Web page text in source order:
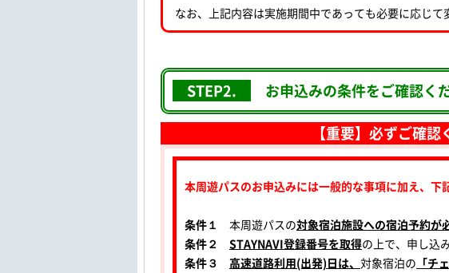
なお、上記内容は実施期間中であっても必要に応じて
STEP2.
お申込みの条件をご確認く
【重要】必ずご確認
本周遊パスのお申込みには一般的な事項に加え、下
条件１ 本周遊パスの対象宿泊施設への宿泊予約が
条件２
STAYNAVI登録番号を取得の上で、申し込
条件３
高速道路利用(出発)日は、 対象宿泊の 「チ